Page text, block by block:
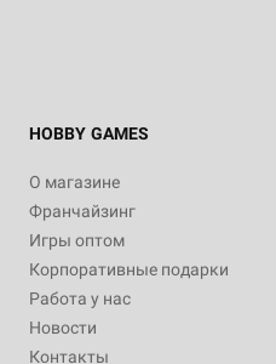
HOBBY GAMES
О магазине
Франчайзинг
Игры оптом
Корпоративные подарки
Работа у нас
Новости
Контакты